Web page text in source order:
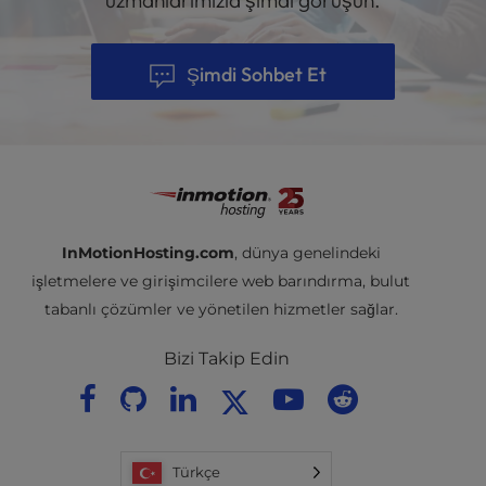
Şimdi Sohbet Et
InMotionHosting.com, dünya genelindeki
işletmelere ve girişimcilere web barındırma, bulut
tabanlı çözümler ve yönetilen hizmetler sağlar.
Bizi Takip Edin
Türkçe